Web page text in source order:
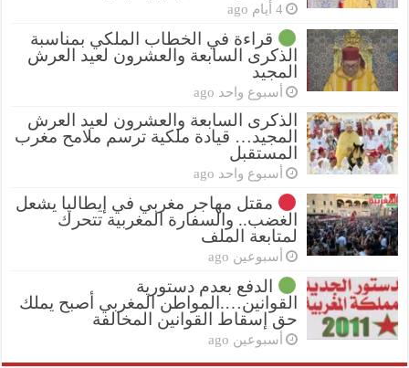
4 أيام ago
قراءة في الخطاب الملكي بمناسبة
الذكرى السابعة والعشرون لعيد العرش
المجيد
أسبوع واحد ago
الذكرى السابعة والعشرون لعيد العرش
المجيد… قيادة ملكية ترسم ملامح مغرب
المستقبل
أسبوع واحد ago
مقتل مهاجر مغربي في إيطاليا يشعل
الغضب.. والسفارة المغربية تتحرك
لمتابعة الملف
أسبوعين ago
الدفع بعدم دستورية
القوانين….المواطن المغربي أصبح يملك
حق إسقاط القوانين المخالفة
أسبوعين ago